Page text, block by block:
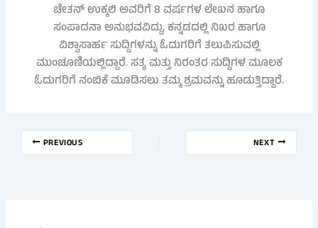
ಚೇತನ್ ಉಕ್ಕಲಿ ಅವರಿಗೆ 8 ವರ್ಷಗಳ ಲೇಖನ ಹಾಗೂ
ಸಂಪಾದನಾ ಅನುಭವವಿದ್ದು, ಕನ್ನಡದಲ್ಲಿ ನಿಖರ ಹಾಗೂ
ವಿಶ್ವಾಸಾರ್ಹ ಸುದ್ದಿಗಳನ್ನು ಓದುಗರಿಗೆ ತಲುಪಿಸುವಲ್ಲಿ
ಮುಂಚೂಣಿಯಲ್ಲಿದ್ದಾರೆ. ಸತ್ಯ ಮತ್ತು ನಿರಂತರ ಸುದ್ದಿಗಳ ಮೂಲಕ
ಓದುಗರಿಗೆ ನಂಬಿಕೆ ಮೂಡಿಸಲು ತಮ್ಮ ಶ್ರಮವನ್ನು ಹೂಡುತ್ತಿದ್ದಾರೆ.
PREVIOUS NEXT